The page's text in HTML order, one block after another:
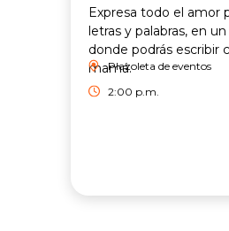
Expresa todo el amor
letras y palabras, en
donde podrás escribir
mamá.Plazoleta de eventos
2:00 p.m.